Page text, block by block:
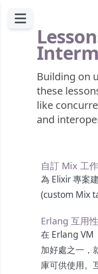
Building on
these
like
and
自訂 Mix 工作
為 Elixir 專案
(custom Mix
Erlang 互用性
在 Erlang VM
加好處之一，
庫可供使用。